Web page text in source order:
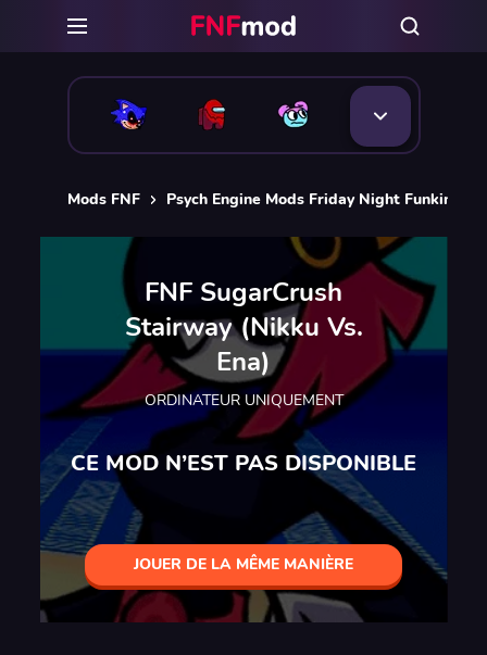
Mods FNF Psych Engine Mods Friday Night Funkin
FNF SugarCrush
Stairway (Nikku Vs.
Ena)
ORDINATEUR UNIQUEMENT
CE MOD N’EST PAS DISPONIBLE
JOUER DE LA MÊME MANIÈRE